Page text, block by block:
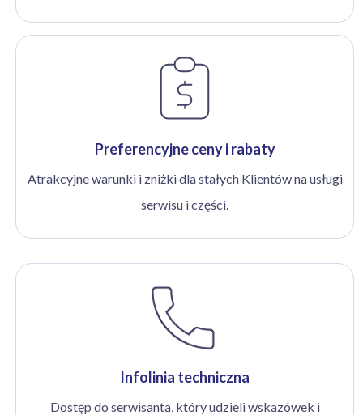
Preferencyjne ceny i rabaty
Atrakcyjne warunki i zniżki dla stałych Klientów na usługi
serwisu i części.
Infolinia techniczna
Dostęp do serwisanta, który udzieli wskazówek i